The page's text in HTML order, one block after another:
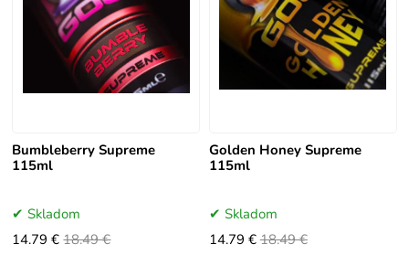
Bumbleberry Supreme
115ml
Skladom
14.79 € 18.49 €
Golden Honey Supreme
115ml
Skladom
14.79 € 18.49 €